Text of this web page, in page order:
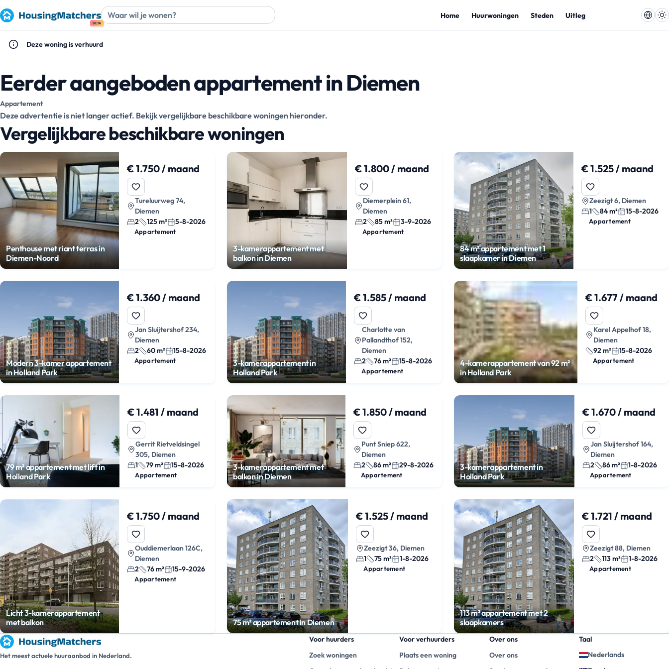
BETA
Home Huurwoningen Steden Uitleg
Deze woning is verhuurd
Eerder aangeboden appartement in Diemen
Appartement
Deze advertentie is niet langer actief. Bekijk vergelijkbare beschikbare woningen hieronder.
Vergelijkbare beschikbare woningen
Penthouse met riant terras in
Diemen-Noord
€ 1.750 / maand
Tureluurweg 74,
Diemen
2
125 m² 5-8-2026
Appartement
3-kamerappartement met
balkon in Diemen
€ 1.800 / maand
Diemerplein 61,
Diemen
2
85 m² 3-9-2026
Appartement
84 m² appartement met 1
slaapkamer in Diemen
€ 1.525 / maand
Zeezigt 6, Diemen
1
84 m² 15-8-2026
Appartement
Modern 3-kamer appartement
in Holland Park
€ 1.360 / maand
Jan Sluijtershof 234,
Diemen
2
60 m² 15-8-2026
Appartement
3-kamerappartement in
Holland Park
€ 1.585 / maand
Charlotte van
Pallandthof 152,
Diemen
2
76 m² 15-8-2026
Appartement
4-kamerappartement van 92 m²
in Holland Park
€ 1.677 / maand
Karel Appelhof 18,
Diemen
92 m²
15-8-2026
Appartement
79 m² appartement met lift in
Holland Park
€ 1.481 / maand
Gerrit Rietveldsingel
305, Diemen
1
79 m² 15-8-2026
Appartement
3-kamerappartement met
balkon in Diemen
€ 1.850 / maand
Punt Sniep 622,
Diemen
2
86 m² 29-8-2026
Appartement
3-kamerappartement in
Holland Park
€ 1.670 / maand
Jan Sluijtershof 164,
Diemen
2
86 m² 1-8-2026
Appartement
Licht 3-kamerappartement
met balkon
€ 1.750 / maand
Ouddiemerlaan 126C,
Diemen
2
76 m² 15-9-2026
Appartement
75 m² appartement in Diemen
€ 1.525 / maand
Zeezigt 36, Diemen
1
75 m² 1-8-2026
Appartement
113 m² appartement met 2
slaapkamers
€ 1.721 / maand
Zeezigt 88, Diemen
2
113 m² 1-8-2026
Appartement
Het meest actuele huuraanbod in Nederland.
Voor huurders
Zoek woningen
Voor verhuurders
Plaats een woning
Over ons
Over ons
Taal
Nederlands